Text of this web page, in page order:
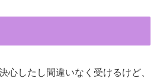
心したし間違いなく受けるけど、